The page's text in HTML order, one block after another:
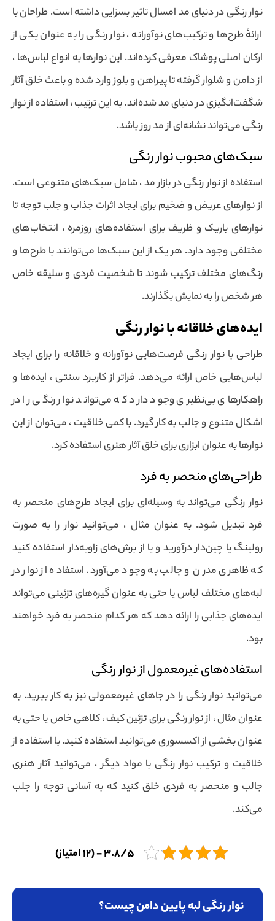
نوار رنگی در دنیای مد امسال تاثیر بسزایی داشته است. طراحان با
ارائهٔ طرح‌ها و ترکیب‌های نوآورانه ، نوار رنگی را به عنوان یکی از
ارکان اصلی پوشاک معرفی کرده‌اند. این نوارها به انواع لباس‌ها ،
از دامن و شلوار گرفته تا پیراهن و بلوز وارد شده و باعث خلق آثار
شگفت‌انگیزی در دنیای مد شده‌اند. به این ترتیب ، استفاده از نوار
رنگی می‌تواند نشانه‌ای از مد روز باشد.
سبک‌های محبوب نوار رنگی
استفاده از نوار رنگی در بازار مد ، شامل سبک‌های متنوعی است.
از نوارهای عریض و ضخیم برای ایجاد اثرات جذاب و جلب توجه تا
نوارهای باریک و ظریف برای استفاده‌های روزمره ، انتخاب‌های
مختلفی وجود دارد. هر یک از این سبک‌ها می‌توانند با طرح‌ها و
رنگ‌های مختلف ترکیب شوند تا شخصیت فردی و سلیقه خاص
هر شخص را به نمایش بگذارند.
ایده‌های خلاقانه با نوار رنگی
طراحی با نوار رنگی فرصت‌هایی نوآورانه و خلاقانه را برای ایجاد
لباس‌هایی خاص ارائه می‌دهد. فراتر از کاربرد سنتی ، ایده‌ها و
راهکارهای بی‌نظیری وجود دارد که می‌تواند نوار رنگی را در
اشکال متنوع و جالب به کار گیرد. با کمی خلاقیت ، می‌توان از این
نوارها به عنوان ابزاری برای خلق آثار هنری استفاده کرد.
طراحی‌های منحصر به فرد
نوار رنگی می‌تواند به وسیله‌ای برای ایجاد طرح‌های منحصر به
فرد تبدیل شود. به عنوان مثال ، می‌توانید نوار را به صورت
رولینگ یا چین‌دار درآورید و یا از برش‌های زاویه‌دار استفاده کنید
که ظاهری مدرن و جالب به وجود می‌آورد. استفاده از نوار در
لبه‌های مختلف لباس یا حتی به عنوان گیره‌های تزئینی می‌تواند
ایده‌های جذابی را ارائه دهد که هر کدام منحصر به فرد خواهند
بود.
استفاده‌های غیرمعمول از نوار رنگی
می‌توانید نوار رنگی را در جاهای غیرمعمولی نیز به کار ببرید. به
عنوان مثال ، از نوار رنگی برای تزئین کیف ، کلاهی خاص یا حتی به
عنوان بخشی از اکسسوری می‌توانید استفاده کنید. با استفاده از
خلاقیت و ترکیب نوار رنگی با مواد دیگر ، می‌توانید آثار هنری
جالب و منحصر به فردی خلق کنید که به آسانی توجه را جلب
می‌کند.
3.8/5 - (12 امتیاز)
نوار رنگی لبه پایین دامن چیست؟